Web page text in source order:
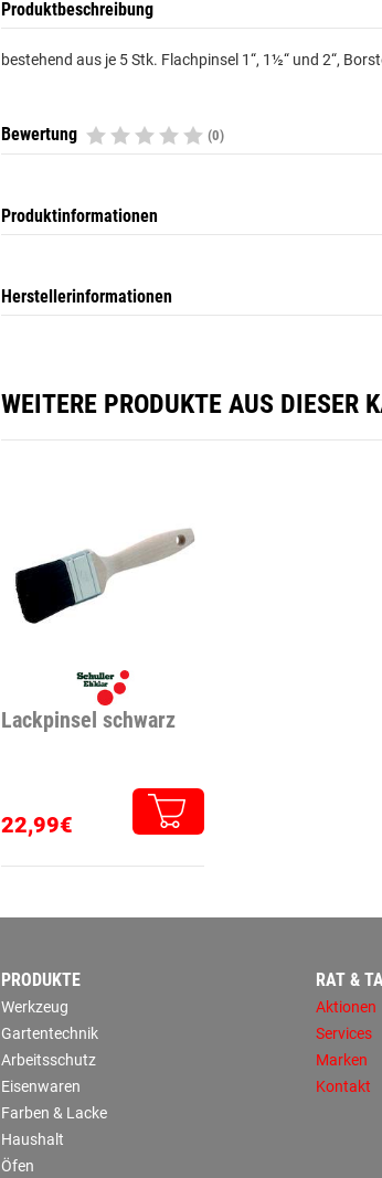
Produktbeschreibung
bestehend aus je 5 Stk. Flachpinsel 1“, 1½“ und 2“,
Bewertung (0)
Produktinformationen
Herstellerinformationen
WEITERE PRODUKTE AUS DIESER
Lackpinsel schwarz
22,99€
PRODUKTE
Werkzeug
Gartentechnik
Arbeitsschutz
Eisenwaren
Farben & Lacke
Haushalt
Öfen
RAT &
Aktionen
Services
Marken
Kontakt